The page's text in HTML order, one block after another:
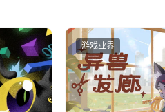
游戏业界